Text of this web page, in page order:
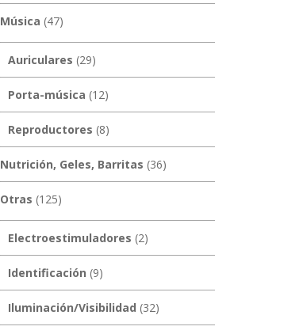
Música (47)
Auriculares (29)
Porta-música (12)
Reproductores (8)
Nutrición, Geles, Barritas (36)
Otras (125)
Electroestimuladores (2)
Identificación (9)
Iluminación/Visibilidad (32)